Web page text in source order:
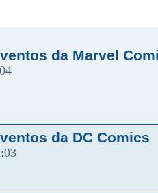
da Marvel
da DC Comics